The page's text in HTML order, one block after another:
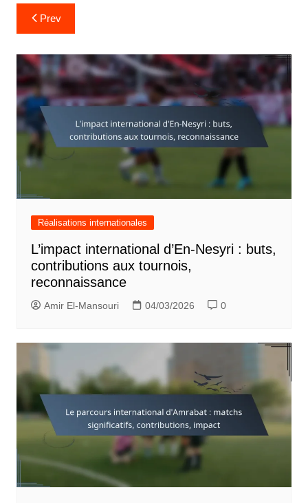
Post
navigation
Prev
Réalisations internationales
L’impact international d’En-Nesyri : buts,
contributions aux tournois,
reconnaissance
Amir El-Mansouri 04/03/2026 0